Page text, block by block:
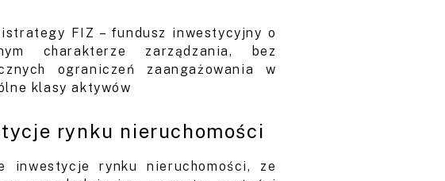
FIZ – fundusz inwestycyjny o
charakterze zarządzania, bez
ograniczeń zaangażowania w
klasy aktywów
rynku nieruchomości
inwestycje rynku nieruchomości, ze